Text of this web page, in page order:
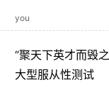
you
“聚天下英才而毁
大型服从性测试